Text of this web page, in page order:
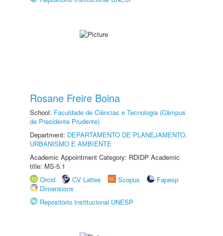
Rosane Freire Boina
School: Faculdade de Ciências e Tecnologia (Câmpus
de Presidente Prudente)
Department: DEPARTAMENTO DE PLANEJAMENTO,
URBANISMO E AMBIENTE
Academic Appointment Category: RDIDP Academic
title: MS-5.1
Orcid
CV Lattes Scopus
Fapesp
Dimensions
Repositório Institucional UNESP